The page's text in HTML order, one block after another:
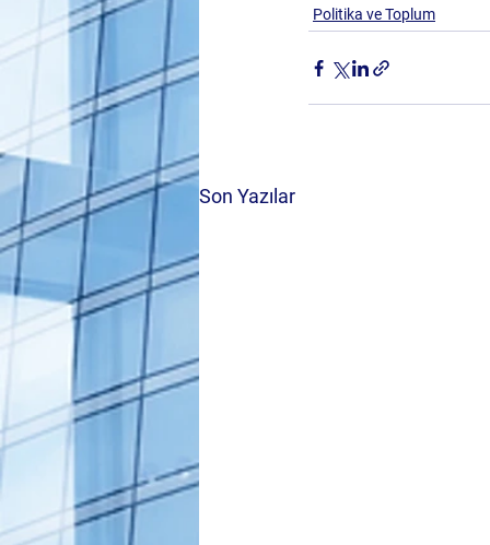
Politika ve Toplum
Son Yazılar